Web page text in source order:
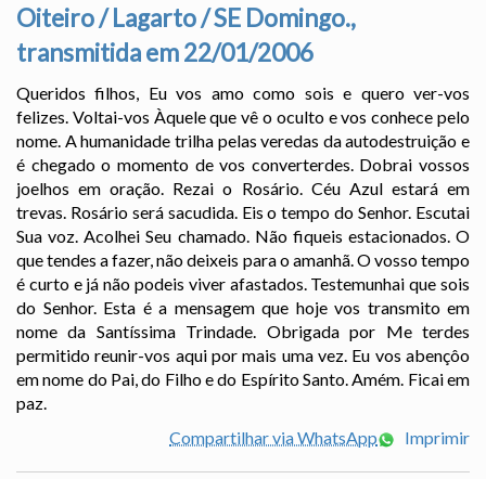
Oiteiro / Lagarto / SE Domingo.,
transmitida em 22/01/2006
Queridos filhos, Eu vos amo como sois e quero ver-vos
felizes. Voltai-vos Àquele que vê o oculto e vos conhece pelo
nome. A humanidade trilha pelas veredas da autodestruição e
é chegado o momento de vos converterdes. Dobrai vossos
joelhos em oração. Rezai o Rosário. Céu Azul estará em
trevas. Rosário será sacudida. Eis o tempo do Senhor. Escutai
Sua voz. Acolhei Seu chamado. Não fiqueis estacionados. O
que tendes a fazer, não deixeis para o amanhã. O vosso tempo
é curto e já não podeis viver afastados. Testemunhai que sois
do Senhor. Esta é a mensagem que hoje vos transmito em
nome da Santíssima Trindade. Obrigada por Me terdes
permitido reunir-vos aqui por mais uma vez. Eu vos abençôo
em nome do Pai, do Filho e do Espírito Santo. Amém. Ficai em
paz.
Compartilhar via WhatsApp
Imprimir